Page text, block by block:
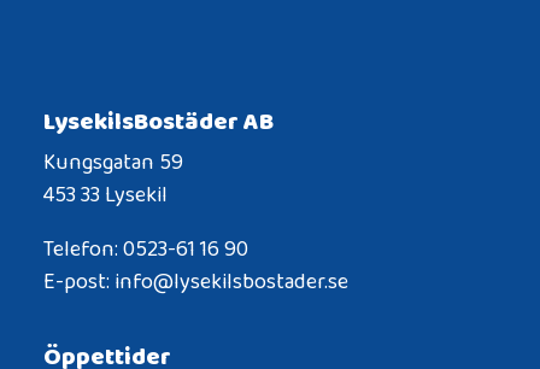
LysekilsBostäder AB
Kungsgatan 59
453 33 Lysekil
Telefon: 0523-61 16 90
E-post: info@lysekilsbostader.se
Öppettider